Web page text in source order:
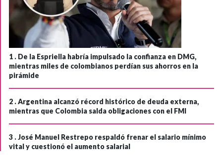
1 . De la Espriella habría impulsado la confianza en DMG,
mientras miles de colombianos perdían sus ahorros en la
pirámide
2 .Argentina alcanzó récord histórico de deuda externa,
mientras que Colombia salda obligaciones con el FMI
3 .José Manuel Restrepo respaldó frenar el salario mínimo
vital y cuestionó el aumento salarial